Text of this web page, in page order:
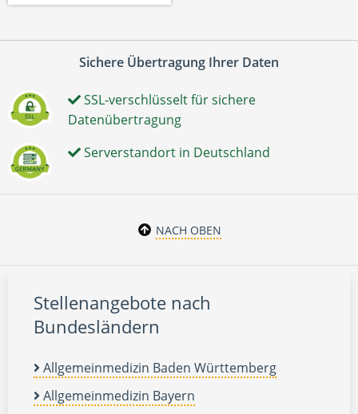
Sichere Übertragung Ihrer Daten
SSL-verschlüsselt für sichere
Datenübertragung
Serverstandort in Deutschland
NACH OBEN
Stellenangebote nach
Bundesländern
Allgemeinmedizin Baden Württemberg
Allgemeinmedizin Bayern